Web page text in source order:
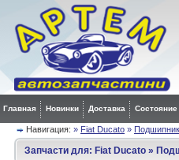
Главная Новинки Доставка Состояние
Навигация: » Fiat Ducato »
Запчасти для: Fiat Ducato »